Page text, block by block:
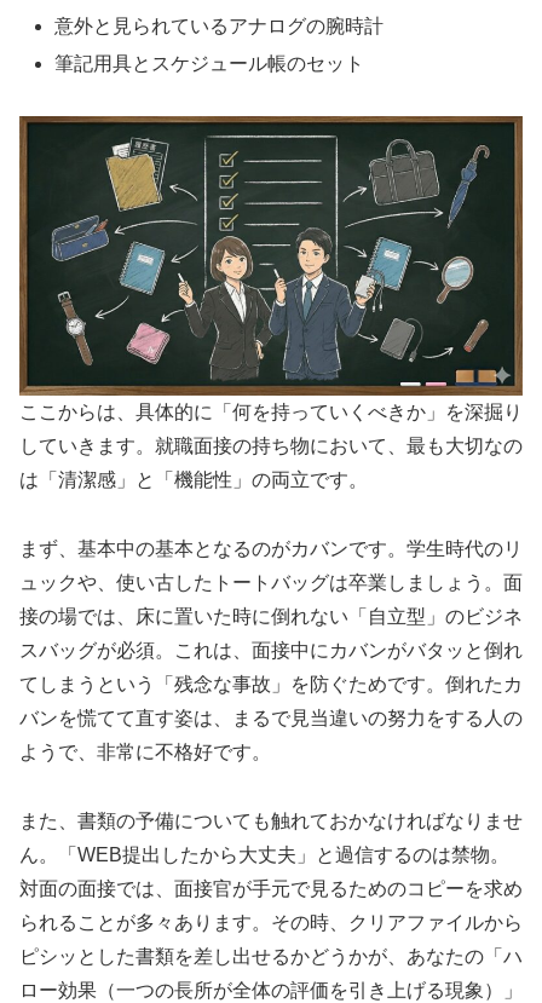
意外と見られているアナログの腕時計
筆記用具とスケジュール帳のセット
ここからは、具体的に「何を持っていくべきか」を深掘り
していきます。就職面接の持ち物において、最も大切なの
は「清潔感」と「機能性」の両立です。
まず、基本中の基本となるのがカバンです。学生時代のリ
ュックや、使い古したトートバッグは卒業しましょう。面
接の場では、床に置いた時に倒れない「自立型」のビジネ
スバッグが必須。これは、面接中にカバンがバタッと倒れ
てしまうという「残念な事故」を防ぐためです。倒れたカ
バンを慌てて直す姿は、まるで見当違いの努力をする人の
ようで、非常に不格好です。
また、書類の予備についても触れておかなければなりませ
ん。「WEB提出したから大丈夫」と過信するのは禁物。
対面の面接では、面接官が手元で見るためのコピーを求め
られることが多々あります。その時、クリアファイルから
ピシッとした書類を差し出せるかどうかが、あなたの「ハ
ロー効果（一つの長所が全体の評価を引き上げる現象）」